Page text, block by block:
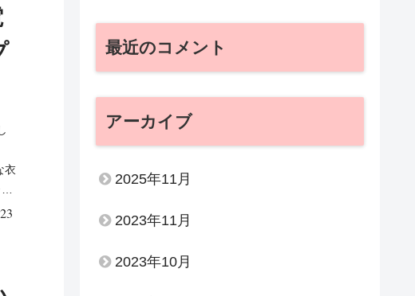
衣
最近のコメント
アーカイブ
2025年11月
2023年11月
2023年10月